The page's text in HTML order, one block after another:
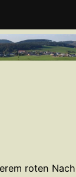
roten